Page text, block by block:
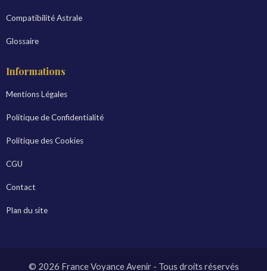
Compatibilité Astrale
Glossaire
Informations
Mentions Légales
Politique de Confidentialité
Politique des Cookies
CGU
Contact
Plan du site
© 2026 France Voyance Avenir - Tous droits réservés